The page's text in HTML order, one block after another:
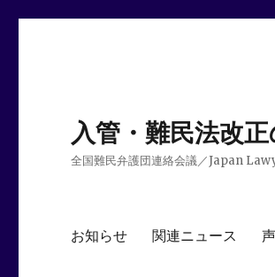
入管・難民法改
全国難民弁護団連絡会議／Japan
お知らせ 関連ニュース